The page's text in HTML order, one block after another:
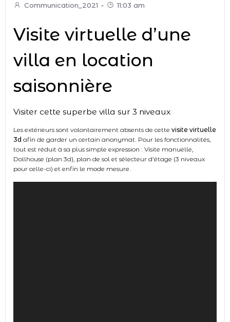
Communication_2021 - 11:03 am
Visite virtuelle d’une
villa en location
saisonnière
Visiter cette superbe villa sur 3 niveaux
Les extérieurs sont volontairement absents de cette visite virtuelle
3d afin de garder un certain anonymat. Pour les fonctionnalités,
tout est réduit à sa plus simple expression : Visite manuelle,
Dollhouse (plan 3d), plan de sol et sélecteur d’étage (3 niveaux
pour celle-ci) et enfin le mode mesure.